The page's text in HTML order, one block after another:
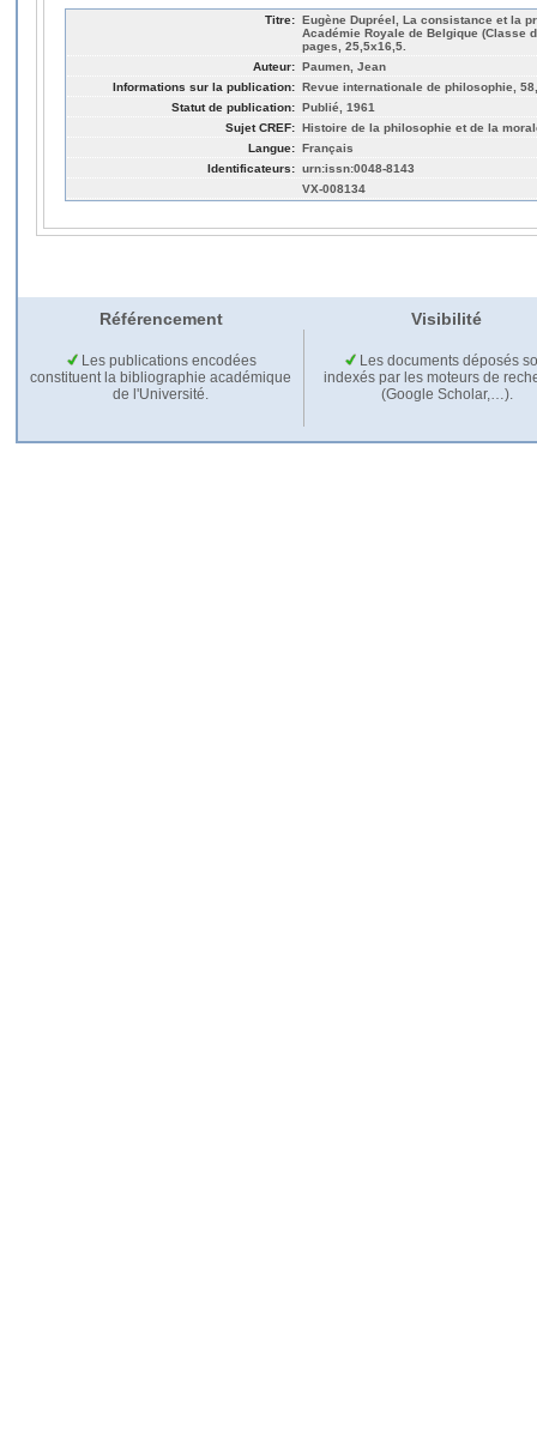
Titre: Eugène Dupréel, La consistance et la
Académie Royale de Belgique (Classe
pages, 25,5x16,5.
Auteur: Paumen, Jean
Informations sur la publication: Revue internationale de philosophie,
Statut de publication: Publié, 1961
Sujet CREF: Histoire de la philosophie et de la
Langue: Français
Identificateurs: urn:issn:0048-8143
VX-008134
Référencement Visibilité
Les publications encodées
constituent la bibliographie académique
de l'Université.
Les documents déposés
indexés par les moteurs de
(Google Scholar,…).